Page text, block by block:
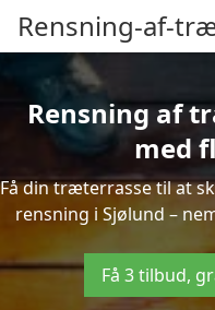
Rensning-af-
Rensning af
med
Få din træterrasse til at
rensning i Sjølund –
Få 3 tilbud,